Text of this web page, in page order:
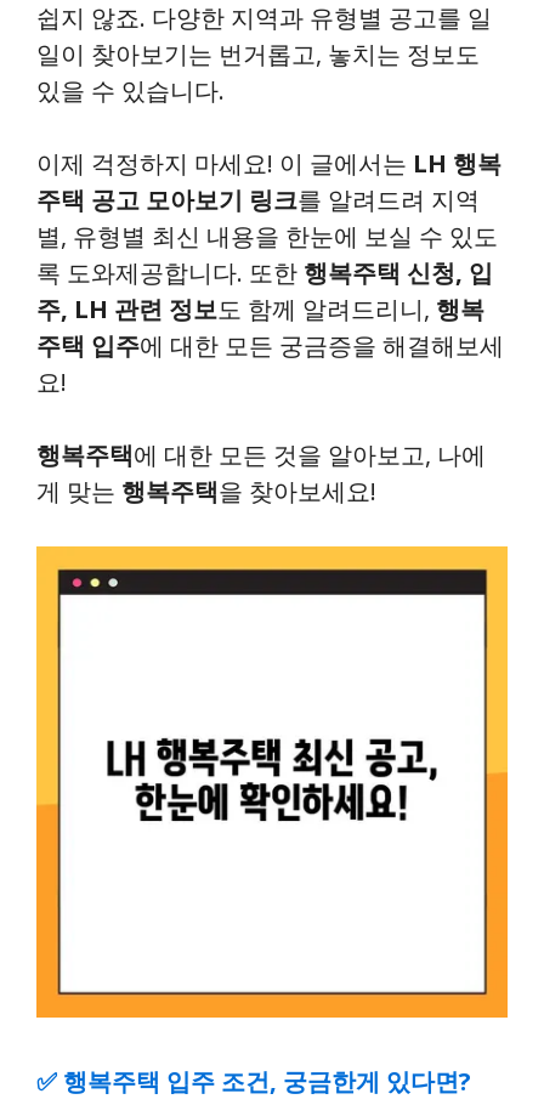
쉽지 않죠. 다양한 지역과 유형별 공고를 일
일이 찾아보기는 번거롭고, 놓치는 정보도
있을 수 있습니다.
이제 걱정하지 마세요! 이 글에서는 LH 행복
주택 공고 모아보기 링크를 알려드려 지역
별, 유형별 최신 내용을 한눈에 보실 수 있도
록 도와제공합니다. 또한 행복주택 신청, 입
주, LH 관련 정보도 함께 알려드리니, 행복
주택 입주에 대한 모든 궁금증을 해결해보세
요!
행복주택에 대한 모든 것을 알아보고, 나에
게 맞는 행복주택을 찾아보세요!
✅ 행복주택 입주 조건, 궁금한게 있다면?